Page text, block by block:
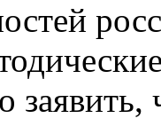
заявить,